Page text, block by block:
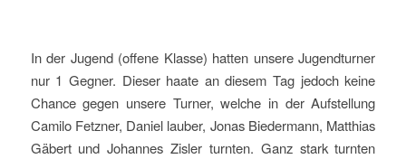
In der Jugend (offene Klasse) hatten unsere Jugendturner
nur 1 Gegner. Dieser haate an diesem Tag jedoch keine
Chance gegen unsere Turner, welche in der Aufstellung
Camilo Fetzner, Daniel lauber, Jonas Biedermann, Matthias
Gäbert und Johannes Zisler turnten. Ganz stark turnten